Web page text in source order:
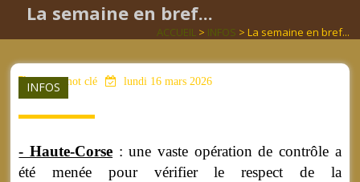
La semaine en bref...
ACCUEIL> INFOS > La semaine en bref...
INFOS
aucun mot clé lundi 16 mars 2026
- Haute-Corse : une vaste opération de contrôle a
été menée pour vérifier le respect de la